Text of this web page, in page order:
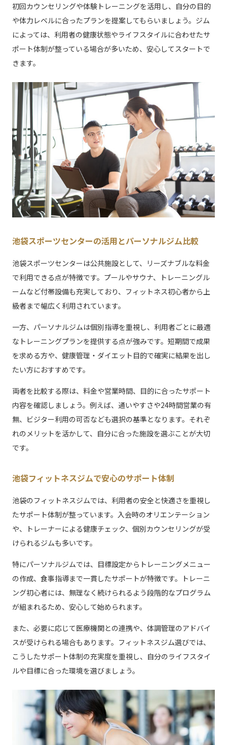
初回カウンセリングや体験トレーニングを活用し、自分の目的
や体力レベルに合ったプランを提案してもらいましょう。ジム
によっては、利用者の健康状態やライフスタイルに合わせたサ
ポート体制が整っている場合が多いため、安心してスタートで
きます。
池袋スポーツセンターの活用とパーソナルジム比較
池袋スポーツセンターは公共施設として、リーズナブルな料金
で利用できる点が特徴です。プールやサウナ、トレーニングル
ームなど付帯設備も充実しており、フィットネス初心者から上
級者まで幅広く利用されています。
一方、パーソナルジムは個別指導を重視し、利用者ごとに最適
なトレーニングプランを提供する点が強みです。短期間で成果
を求める方や、健康管理・ダイエット目的で確実に結果を出し
たい方におすすめです。
両者を比較する際は、料金や営業時間、目的に合ったサポート
内容を確認しましょう。例えば、通いやすさや24時間営業の有
無、ビジター利用の可否なども選択の基準となります。それぞ
れのメリットを活かして、自分に合った施設を選ぶことが大切
です。
池袋フィットネスジムで安心のサポート体制
池袋のフィットネスジムでは、利用者の安全と快適さを重視し
たサポート体制が整っています。入会時のオリエンテーション
や、トレーナーによる健康チェック、個別カウンセリングが受
けられるジムも多いです。
特にパーソナルジムでは、目標設定からトレーニングメニュー
の作成、食事指導まで一貫したサポートが特徴です。トレーニ
ング初心者には、無理なく続けられるよう段階的なプログラム
が組まれるため、安心して始められます。
また、必要に応じて医療機関との連携や、体調管理のアドバイ
スが受けられる場合もあります。フィットネスジム選びでは、
こうしたサポート体制の充実度を重視し、自分のライフスタイ
ルや目標に合った環境を選びましょう。